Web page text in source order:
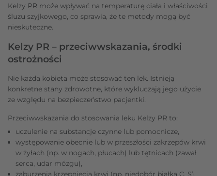
Kelzy PR może wpływać na temperaturę ciała i właściwości
śluzu szyjkowego, co sprawia, że te metody mogą być
nieskuteczne.
Kelzy PR – przeciwwskazania, środki
ostrożności
Nie każda kobieta może stosować ten lek. Istnieją
konkretne stany zdrowotne, które wykluczają jego użycie
ze względu na bezpieczeństwo pacjentki.
Przeciwwskazania do stosowania leku Kelzy PR to:
uczulenie na substancje czynne lub pomocnicze,
występowanie obecnie lub w przeszłości zakrzepów krwi
w żyłach (np. w nogach, płucach) lub tętnicach (zawał
serca, udar mózgu),
zaburzenia krzepnięcia krwi (np. niedobór białka C, S),